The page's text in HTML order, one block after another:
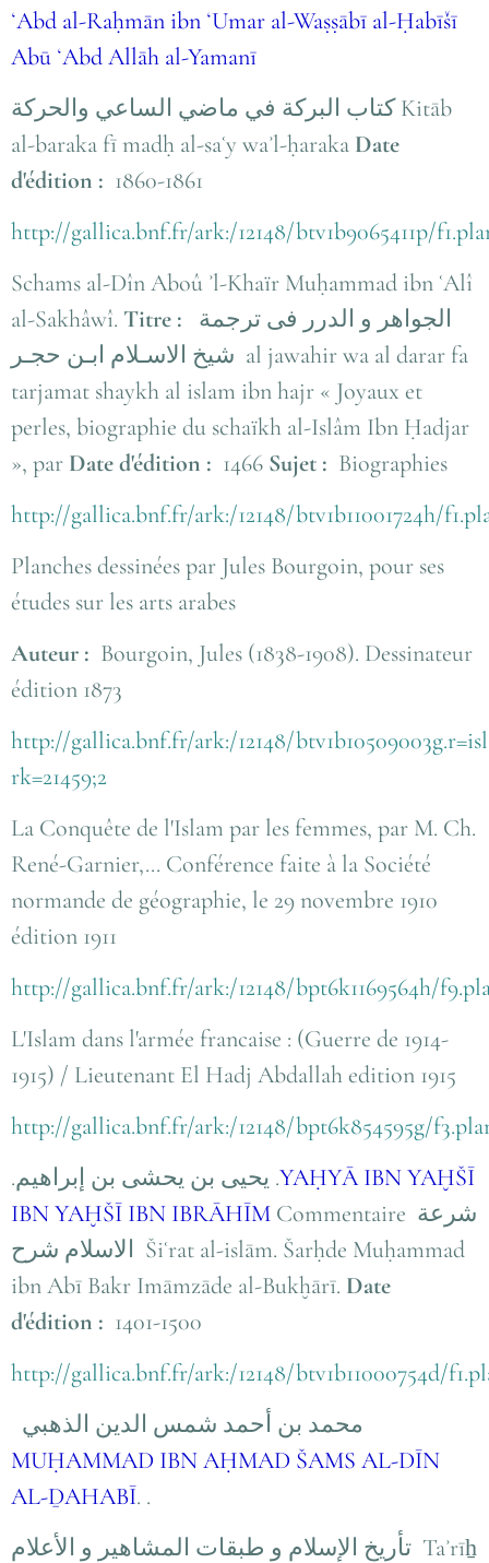
ʻAbd al-Raḥmān ibn ʻUmar al-Waṣṣābī al-Ḥabīšī
Abū ʻAbd Allāh al-Yamanī
كتاب البركة في ماضي الساعي والحركة Kitāb
al-baraka fī madḥ al-saʿy waʾl-ḥaraka Date
d'édition : 1860-1861
http://gallica.bnf.fr/ark:/12148/btv1b9065411p/
Schams al-Dîn Aboû ʾl-Khaïr Muḥammad ibn ʿAlî
al-Sakhâwî. Titre :
الجواهر و الدرر فى ترجمة
شيخ الاسـلام ابـن حجـر al jawahir wa al darar fa
tarjamat shaykh al islam ibn hajr « Joyaux et
perles, biographie du schaïkh al-Islâm Ibn Ḥadjar
», par Date d'édition : 1466 Sujet : Biographies
http://gallica.bnf.fr/ark:/12148/btv1b11001724h/
Planches dessinées par Jules Bourgoin, pour ses
études sur les arts arabes
Auteur : Bourgoin, Jules (1838-1908). Dessinateur
édition 1873
http://gallica.bnf.fr/ark:/12148/
rk=21459;2
La Conquête de l'Islam par les femmes, par M. Ch.
René-Garnier,... Conférence faite à la Société
normande de géographie, le 29 novembre 1910
édition 1911
http://gallica.bnf.fr/ark:/12148/bpt6k1169564h/
L'Islam dans l'armée francaise : (Guerre de 1914-
1915) / Lieutenant El Hadj Abdallah edition 1915
http://gallica.bnf.fr/ark:/12148/bpt6k854595g/
.يحيى بن يحشى بن إبراهيم .YAḤYĀ IBN YAḪŠĪ
IBN YAḪŠĪ IBN IBRĀHĪM Commentaire شرعة
الاسلام شرح Šiʿrat al-islām. Šarḥde Muḥammad
ibn Abī Bakr Imāmzāde al-Bukḫārī. Date
d'édition : 1401-1500
http://gallica.bnf.fr/ark:/12148/btv1b11000754d/
محمد بن أحمد شمس الدين الذهبي
MUḤAMMAD IBN AḤMAD ŠAMS AL-DĪN
AL-ḎAHABĪ. .
تأريخ الإسلام و طبقات المشاهير و الأعلام Taʾrīẖ